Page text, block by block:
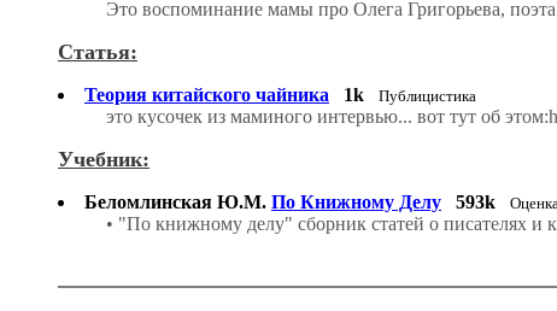
Это воспоминание мамы про Олега Григорьева,
Статья:
Теория китайского чайника 1k Публицистика
это кусочек из маминого интервью... вот тут об
Учебник:
Беломлинская Ю.М. По Книжному Делу 593k
• "По книжному делу" сборник статей о писателях